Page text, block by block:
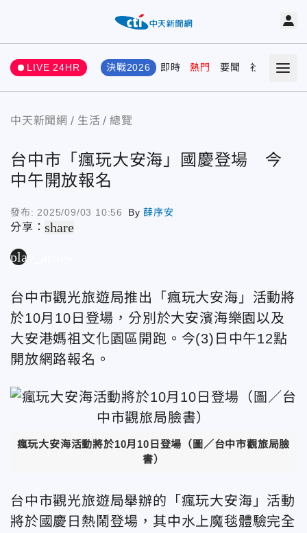
LIVE 24HR 決戰2026 即時 熱門 要聞 社會 娛樂
中天新聞網 生活 總覽
台中市「瘋玩大安海」國慶登場 今
中午開放報名
發布: 2025/09/03 10:56 By薛序安
分享：share
play_arrow
台中市觀光旅遊局推出
「瘋玩大安海」活動將
於10月10日登場，分別於大安濱海樂園以及
大安港媽祖文化園區開跑。 今(3)日中午12點
開放網路報名。
瘋玩大安海活動將於10月10日登場 （圖／台中市觀旅局臉
書）
台中市觀光旅遊局舉辦的「瘋玩大安海」活動
將於國慶日熱鬧登場，其中水上魔毯體驗完全